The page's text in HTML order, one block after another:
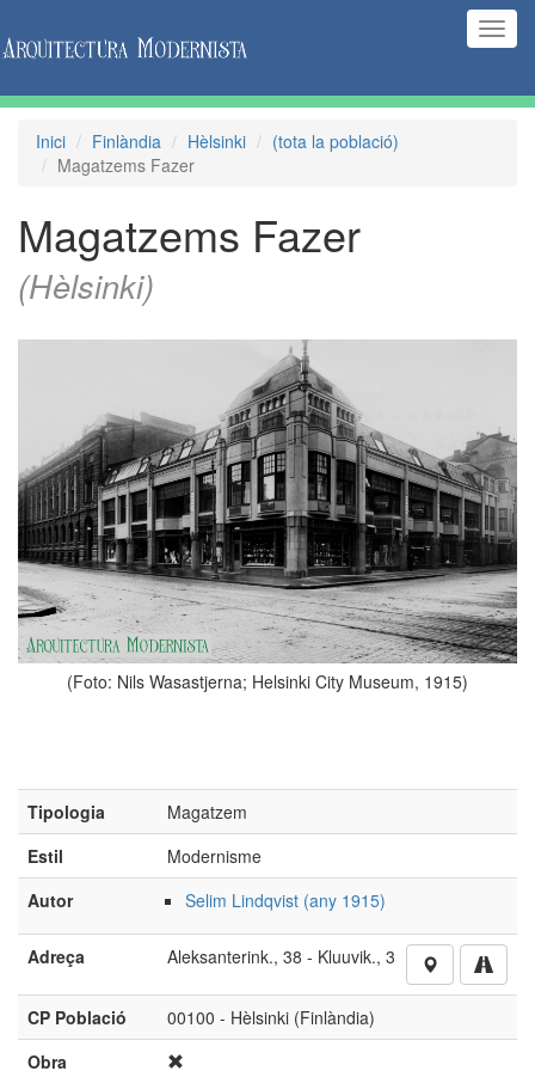
Inici Finlàndia Hèlsinki
(tota la població)
Magatzems Fazer
Magatzems Fazer
(Hèlsinki)
(Foto: Nils Wasastjerna; Helsinki City Museum, 1915)
Tipologia
Magatzem
Estil
Modernisme
Autor
Selim Lindqvist (any 1915)
Adreça Aleksanterink., 38 - Kluuvik., 3
CP Població
00100 - Hèlsinki (Finlàndia)
Obra